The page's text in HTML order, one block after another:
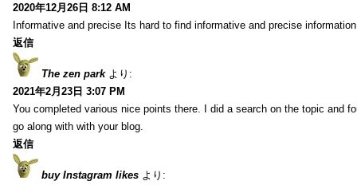
2020年12月26日 8:12 AM
Informative and precise Its hard to find informative and precise
返信
The zen park より:
2021年2月23日 3:07 PM
You completed various nice points there. I did a search on the topic and
go along with with your blog.
返信
buy Instagram likes より: